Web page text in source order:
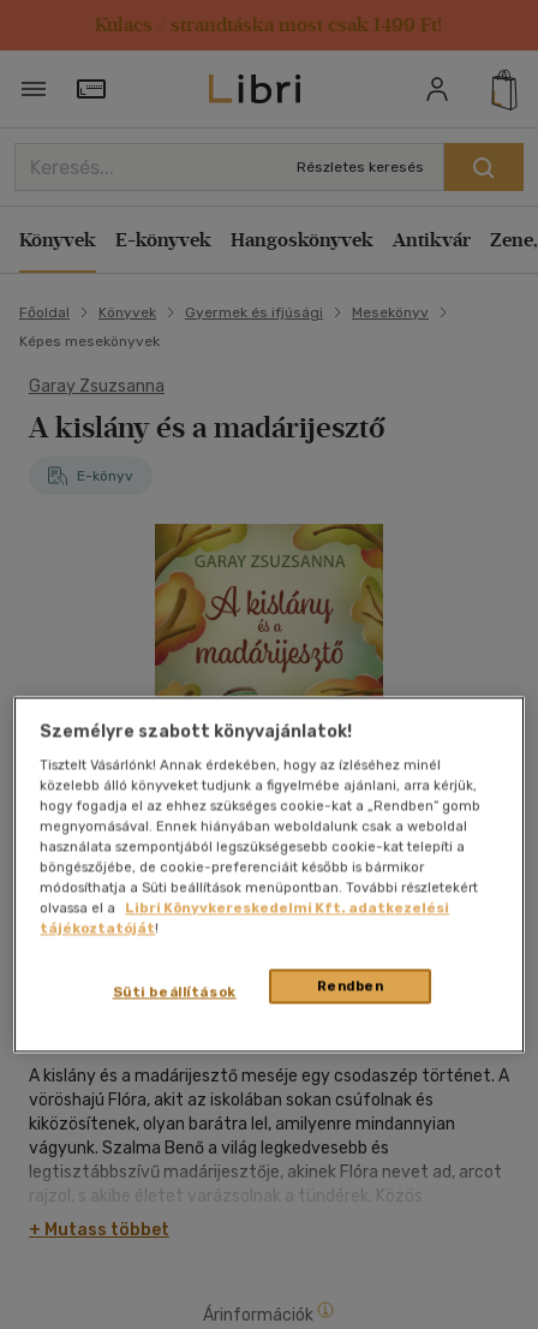
Kulacs / strandtáska most csak 1499 Ft!
Törzsvásárlói Kártya adatai
Részletes keresés
Könyvek E-könyvek Hangoskönyvek Antikvár
Főoldal Könyvek Gyermek és ifjúsági
Mesekönyv
Képes mesekönyvek
Garay Zsuzsanna
A kislány és a madárijesztő
E-könyv
Beleolvasok
A kislány és a madárijesztő meséje egy csodaszép történet. A
vöröshajú Flóra, akit az isko­lában sokan csúfolnak és
kiközösítenek, olyan barátra lel, amilyenre mindannyian
vágyunk. Szalma Benő a világ leg­kedvesebb és
legtisztábbszívű madárijesztője, akinek Fló­ra nevet ad, arcot
rajzol, s akibe életet varázsolnak a tündé­rek. Közös
kalandjaikat olvasva többször is úgy érezhetjük majd, hogy a
főszereplők a legjobb barátaink, hogy mi is szeretnénk velük
vagy segíteni a szomszéd madárijesztőn, hogy ne fázzon.
+ Mutass többet
Árinformációk
Személyre szabott könyvajánlatok!
Tisztelt Vásárlónk! Annak érdekében, hogy az ízléséhez minél
közelebb álló könyveket tudjunk a figyelmébe ajánlani, arra kérjük,
hogy fogadja el az ehhez szükséges cookie-kat a „Rendben” gomb
megnyomásával. Ennek hiányában weboldalunk csak a weboldal
használata szempontjából legszükségesebb cookie-kat telepíti a
böngészőjébe, de cookie-preferenciáit később is bármikor
módosíthatja a Süti beállítások menüpontban. További részletekért
olvassa el a
Libri Könyvkereskedelmi Kft. adatkezelési
tájékoztatóját!
Rendben
Süti beállítások